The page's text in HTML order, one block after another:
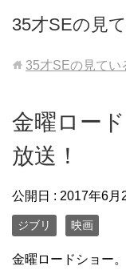
35才SEの見
35才SEの見てい
金曜ロー
放送！
公開日 : 2017年6月
ジブリ 映画
金曜ロードショー